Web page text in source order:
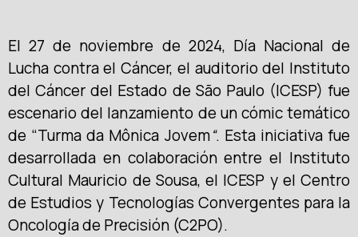
El 27 de noviembre de 2024, Día Nacional de
Lucha contra el Cáncer, el auditorio del Instituto
del Cáncer del Estado de São Paulo (ICESP) fue
escenario del lanzamiento de un cómic temático
de “Turma da Mônica Jovem“. Esta iniciativa fue
desarrollada en colaboración entre el Instituto
Cultural Mauricio de Sousa, el ICESP y el Centro
de Estudios y Tecnologías Convergentes para la
Oncología de Precisión (C2PO).